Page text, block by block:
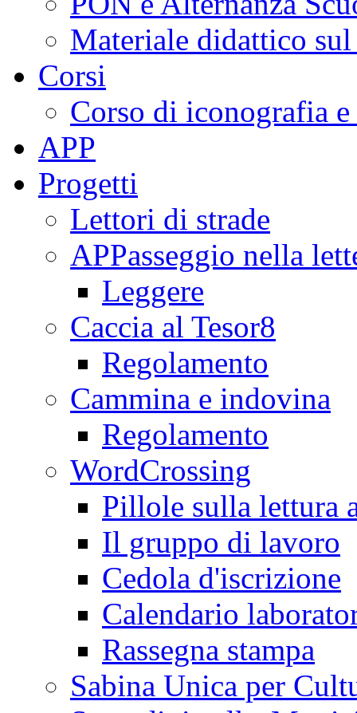
Materiale didattico
Corsi
Corso di iconografia
APP
Progetti
Lettori di strade
APPasseggio nella
Leggere
Caccia al Tesor8
Regolamento
Cammina e indovina
Regolamento
WordCrossing
Pillole sulla lettura
Il gruppo di lavoro
Cedola d'iscrizione
Calendario
Rassegna stampa
Sabina Unica per